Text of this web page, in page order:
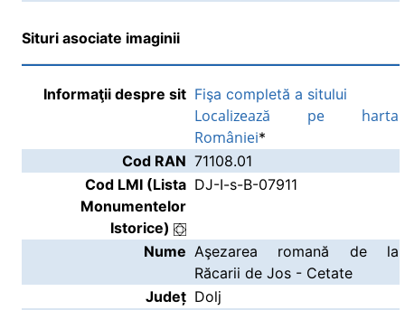
Situri asociate imaginii
Informaţii despre sit Fişa completă a sitului
Localizează pe harta
României*
Cod RAN 71108.01
Cod LMI (Lista
Monumentelor
Istorice)
DJ-I-s-B-07911
Nume Aşezarea romană de la
Răcarii de Jos - Cetate
Județ Dolj